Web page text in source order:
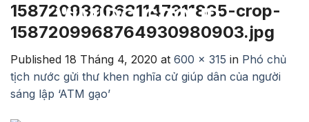
1587209896681147311885-crop-
1587209968764930980903.jpg
Published 18 Tháng 4, 2020 at 600 × 315 in Phó chủ
tịch nước gửi thư khen nghĩa cử giúp dân của người
sáng lập ‘ATM gạo’